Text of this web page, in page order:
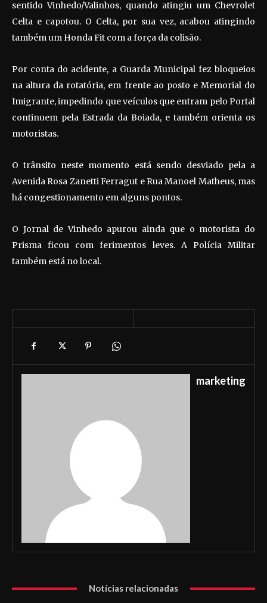
sentido Vinhedo/Valinhos, quando atingiu um Chevrolet
Celta e capotou. O Celta, por sua vez, acabou atingindo
também um Honda Fit com a força da colisão.
Por conta do acidente, a Guarda Municipal fez bloqueios
na altura da rotatória, em frente ao posto e Memorial do
Imigrante, impedindo que veículos que entram pelo Portal
continuem pela Estrada da Boiada, e também orienta os
motoristas.
O trânsito neste momento está sendo desviado pela a
Avenida Rosa Zanetti Ferragut e Rua Manoel Matheus, mas
há congestionamento em alguns pontos.
O Jornal de Vinhedo apurou ainda que o motorista do
Prisma ficou com ferimentos leves. A Polícia Militar
também está no local.
marketing
Notícias relacionadas